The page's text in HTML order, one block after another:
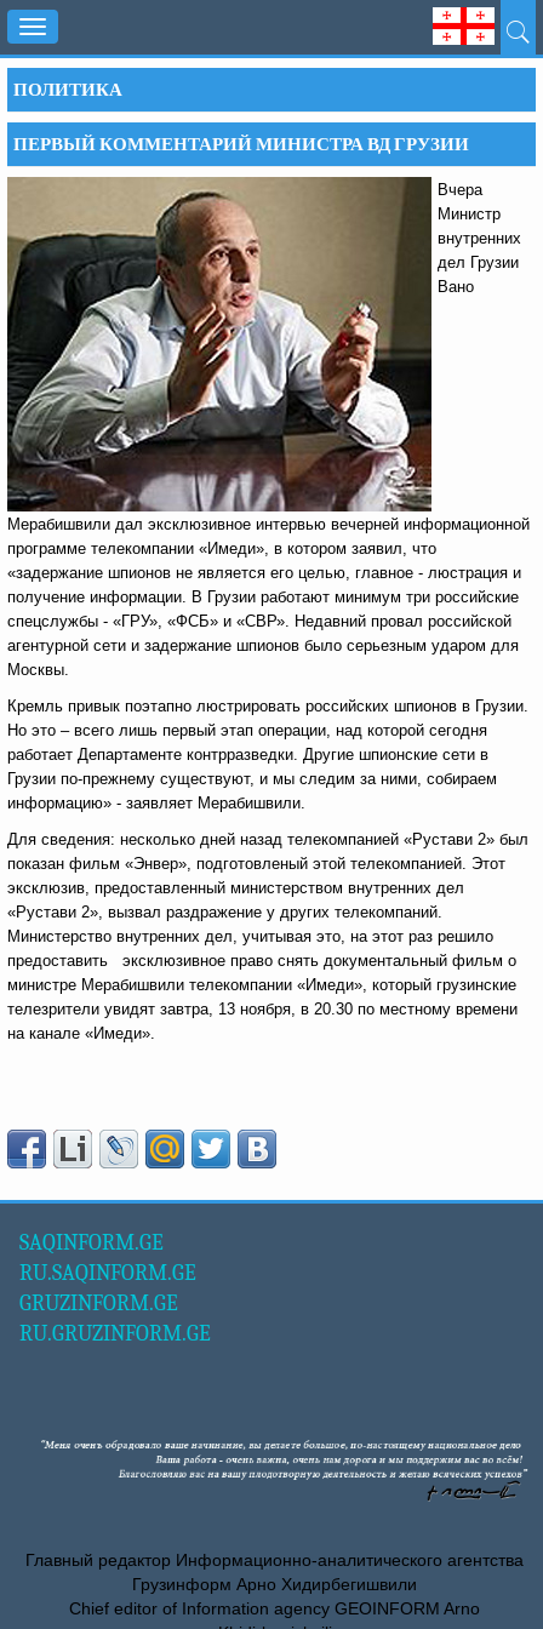
Toggle
navigation
ПОЛИТИКА
ПЕРВЫЙ КОММЕНТАРИЙ МИНИСТРА ВД ГРУЗИИ
Вчера
Министр
внутренних
дел Грузии
Вано
Мерабишвили дал эксклюзивное интервью вечерней информационной
программе телекомпании «Имеди», в котором заявил, что
«задержание шпионов не является его целью, главное - люстрация и
получение информации. В Грузии работают минимум три российские
спецслужбы - «ГРУ», «ФСБ» и «СВР». Недавний провал российской
агентурной сети и задержание шпионов было серьезным ударом для
Москвы.
Кремль привык поэтапно люстрировать российских шпионов в Грузии.
Но это – всего лишь первый этап операции, над которой сегодня
работает Департаменте контрразведки. Другие шпионские сети в
Грузии по-прежнему существуют, и мы следим за ними, собираем
информацию» - заявляет Мерабишвили.
Для сведения: несколько дней назад телекомпанией «Рустави 2» был
показан фильм «Энвер», подготовленый этой телекомпанией. Этот
эксклюзив, предоставленный министерством внутренних дел
«Рустави 2», вызвал раздражение у других телекомпаний.
Министерство внутренних дел, учитывая это, на этот раз решило
предоставить эксклюзивное право снять документальный фильм о
министре Мерабишвили телекомпании «Имеди», который грузинские
телезрители увидят завтра, 13 ноября, в 20.30 по местному времени
на канале «Имеди».
SAQINFORM.GE
RU.SAQINFORM.GE
GRUZINFORM.GE
RU.GRUZINFORM.GE
Главный редактор Информационно-аналитического агентства
Грузинформ Арно Хидирбегишвили
Chief editor of Information agency GEOINFORM Arno